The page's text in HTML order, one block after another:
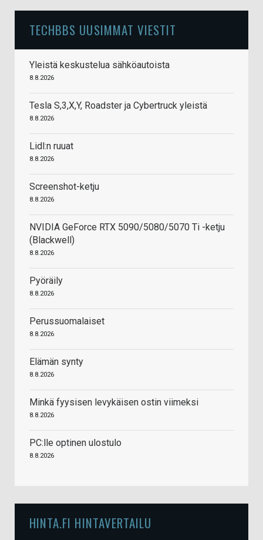
TECHBBS UUSIMMAT VIESTIT
Yleistä keskustelua sähköautoista
8.8.2026
Tesla S,3,X,Y, Roadster ja Cybertruck yleistä
8.8.2026
Lidl:n ruuat
8.8.2026
Screenshot-ketju
8.8.2026
NVIDIA GeForce RTX 5090/5080/5070 Ti -ketju
(Blackwell)
8.8.2026
Pyöräily
8.8.2026
Perussuomalaiset
8.8.2026
Elämän synty
8.8.2026
Minkä fyysisen levykäisen ostin viimeksi
8.8.2026
PC:lle optinen ulostulo
8.8.2026
HINTA.FI HINTAVERTAILU